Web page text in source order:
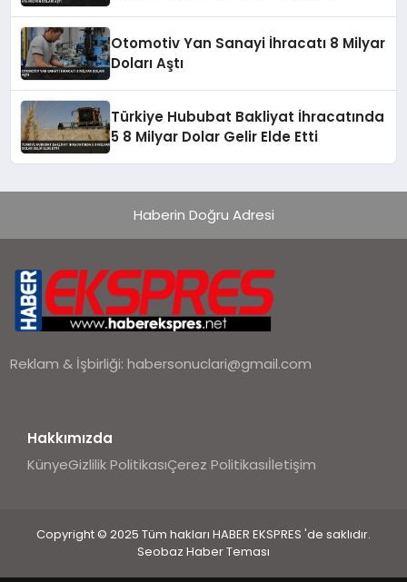
Otomotiv Yan Sanayi İhracatı 8 Milyar
Doları Aştı
Türkiye Hububat Bakliyat İhracatında
5 8 Milyar Dolar Gelir Elde Etti
Haberin Doğru Adresi
Reklam & İşbirliği:habersonuclari@gmail.com
Hakkımızda
KünyeGizlilik PolitikasıÇerez Politikasıİletişim
Copyright © 2025 Tüm hakları HABER EKSPRES 'de saklıdır.
Seobaz Haber Teması